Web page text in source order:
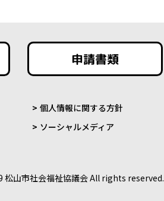
申請書類
個人情報に関する方針
ソーシャルメディア
松山市社会福祉協議会 All rights reserved.